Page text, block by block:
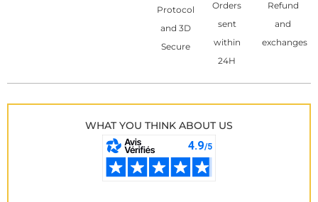
Protocol
and 3D
Secure
Orders
sent
within
24H
Refund
and
exchanges
WHAT YOU THINK ABOUT US